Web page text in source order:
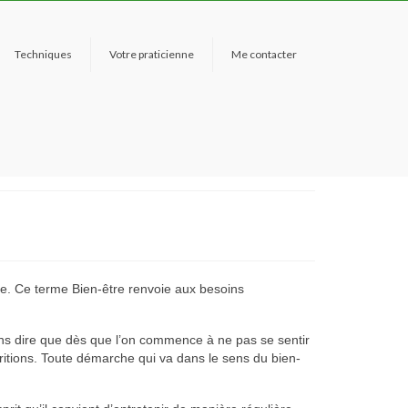
Techniques Votre praticienne Me contacter
Ce terme Bien-être renvoie aux besoins
dire que dès que l’on commence à ne pas se sentir
Toute démarche qui va dans le sens du bien-